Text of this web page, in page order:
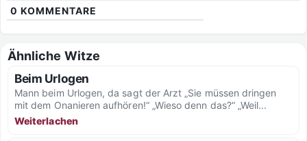
0 KOMMENTARE
Ähnliche Witze
Beim Urlogen
Mann beim Urlogen, da sagt der Arzt „Sie müssen dringen
mit dem Onanieren aufhören!“ „Wieso denn das?“ „Weil...
Weiterlachen